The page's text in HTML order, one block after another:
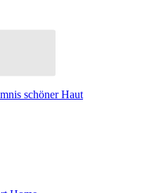
schöner Haut